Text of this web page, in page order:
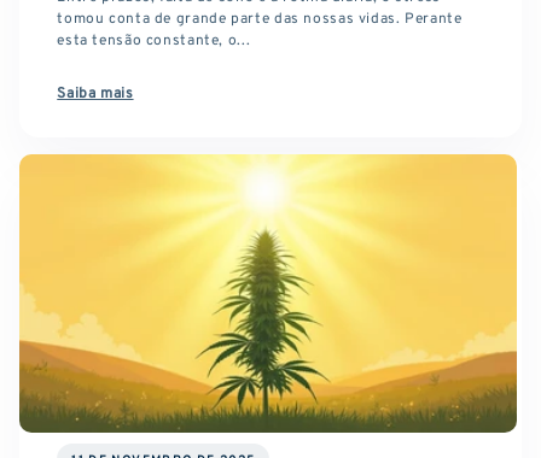
tomou conta de grande parte das nossas vidas. Perante
esta tensão constante, o...
Saiba mais